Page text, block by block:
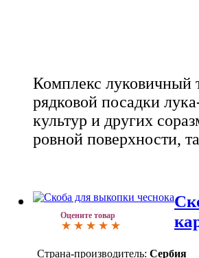
Комплекс луковичный
рядковой посадки
культур и других
ровной поверхности,
Оцените товар
Страна-производитель: Сербия